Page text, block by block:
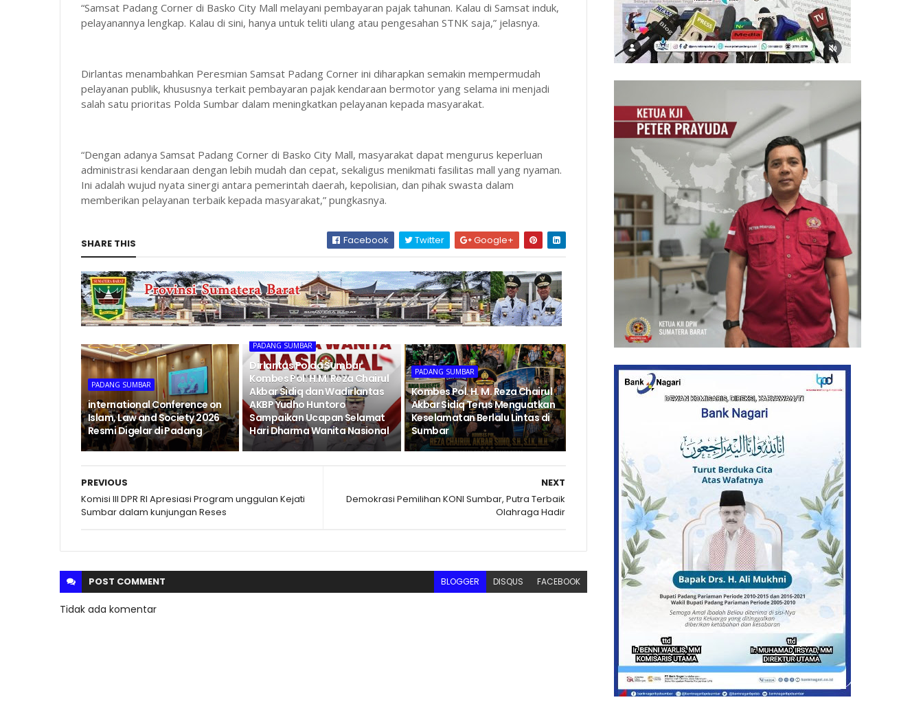
“Samsat Padang Corner di Basko City Mall melayani pembayaran pajak tahunan. Kalau di Samsat induk,
pelayanannya lengkap. Kalau di sini, hanya untuk teliti ulang atau pengesahan STNK saja,” jelasnya.
Dirlantas menambahkan Peresmian Samsat Padang Corner ini diharapkan semakin mempermudah
pelayanan publik, khususnya terkait pembayaran pajak kendaraan bermotor yang selama ini menjadi
salah satu prioritas Polda Sumbar dalam meningkatkan pelayanan kepada masyarakat.
“Dengan adanya Samsat Padang Corner di Basko City Mall, masyarakat dapat mengurus keperluan
administrasi kendaraan dengan lebih mudah dan cepat, sekaligus menikmati fasilitas mall yang nyaman.
Ini adalah wujud nyata sinergi antara pemerintah daerah, kepolisian, dan pihak swasta dalam
memberikan pelayanan terbaik kepada masyarakat,” pungkasnya.
SHARE THIS Facebook Twitter Google+
PADANG SUMBAR
international Conference on
Islam, Law and Society 2026
Resmi Digelar di Padang
PADANG SUMBAR
Dirlantas Polda Sumbar
Kombes Pol. H.M. Reza Chairul
Akbar Sidiq dan Wadirlantas
AKBP Yudho Huntoro
Sampaikan Ucapan Selamat
Hari Dharma Wanita Nasional
PADANG SUMBAR
Kombes Pol. H. M. Reza Chairul
Akbar Sidiq Terus Menguatkan
Keselamatan Berlalu Lintas di
Sumbar
NEXT
Demokrasi Pemilihan KONI Sumbar, Putra Terbaik
Olahraga Hadir
PREVIOUS
Komisi III DPR RI Apresiasi Program unggulan Kejati
Sumbar dalam kunjungan Reses
POST COMMENT BLOGGER DISQUS FACEBOOK
Tidak ada komentar